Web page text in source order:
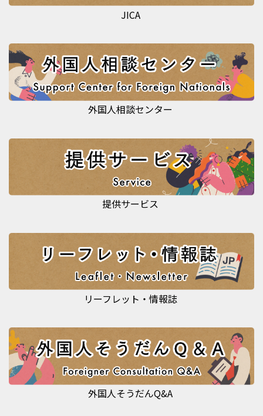
JICA
外国人相談センター
提供サービス
リーフレット・情報誌
外国人そうだんQ&A